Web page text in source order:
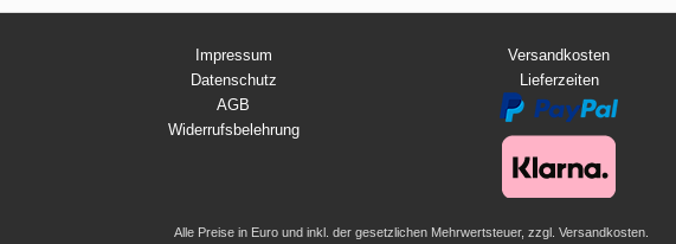
Impressum
Datenschutz
AGB
Widerrufsbelehrung
Versandkosten
Lieferzeiten
Alle Preise in Euro und inkl. der gesetzlichen Mehrwertsteuer, zzgl. Versandkosten.